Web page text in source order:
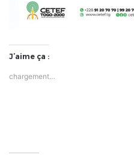
J’aime ça :
chargement…